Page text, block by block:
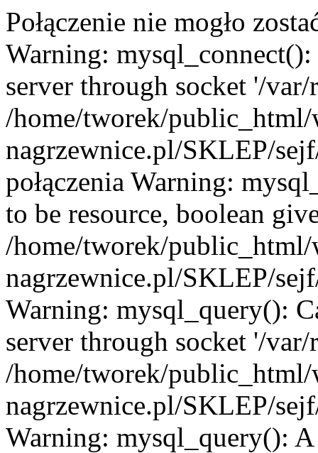
Połączenie nie mogło
Warning:
server through socket '/
/home/tworek/public_html/
nagrzewnice.pl/SKLEP/
połączenia Warning:
to be resource, boolean
/home/tworek/public_html/
nagrzewnice.pl/SKLEP/
Warning: mysql_query():
server through socket '/
/home/tworek/public_html/
nagrzewnice.pl/SKLEP/
Warning: mysql_query():